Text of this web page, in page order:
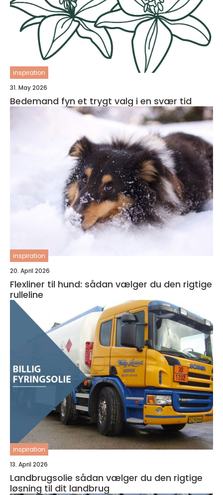
inspiration
31. May 2026
Bedemand fyn et trygt valg i en svær tid
inspiration
20. April 2026
Flexliner til hund: sådan vælger du den rigtige
rulleline
inspiration
13. April 2026
Landbrugsolie sådan vælger du den rigtige
løsning til dit landbrug